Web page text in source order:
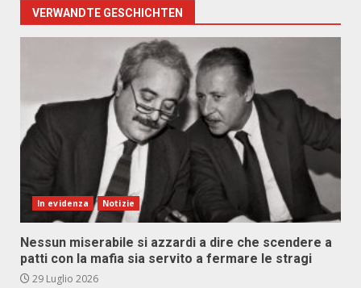
VERWANDTE GESCHICHTEN
In evidenza Notizie
Nessun miserabile si azzardi a dire che scendere a
patti con la mafia sia servito a fermare le stragi
29 Luglio 2026